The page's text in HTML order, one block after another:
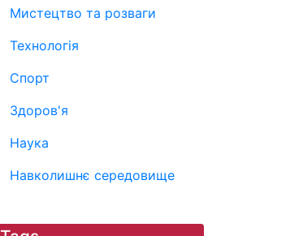
Мистецтво та розваги
Технологія
Спорт
Здоров'я
Наука
Навколишнє середовище